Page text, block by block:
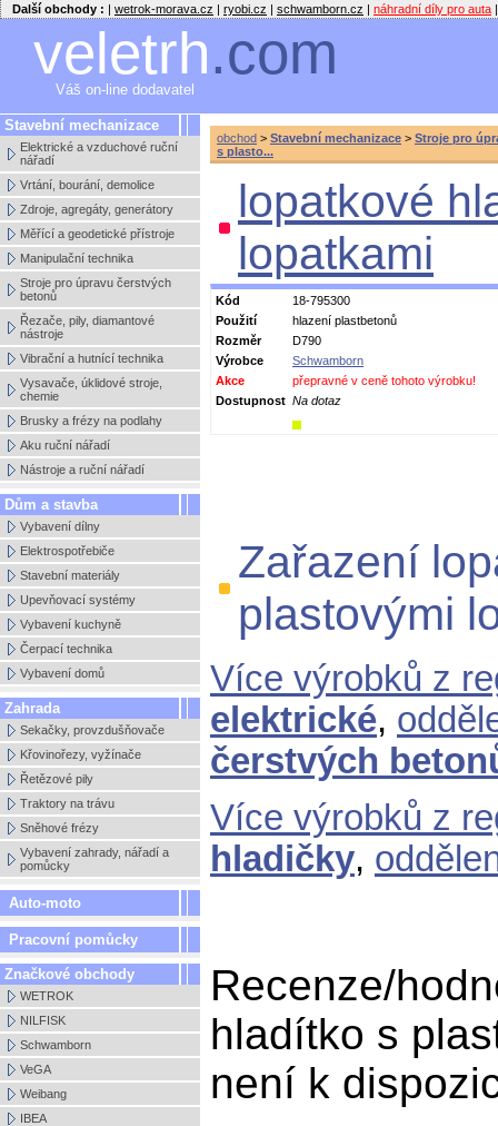
Další obchody : | wetrok-morava.cz | ryobi.cz | schwamborn.cz | náhradní díly pro auta |
veletrh.com
Váš on-line dodavatel
Stavební mechanizace
Elektrické a vzduchové ruční
nářadí
Vrtání, bourání, demolice
Zdroje, agregáty, generátory
Měřící a geodetické přístroje
Manipulační technika
Stroje pro úpravu čerstvých
betonů
Řezače, pily, diamantové
nástroje
Vibrační a hutnící technika
Vysavače, úklidové stroje,
chemie
Brusky a frézy na podlahy
Aku ruční nářadí
Nástroje a ruční nářadí
Dům a stavba
Vybavení dílny
Elektrospotřebiče
Stavební materiály
Upevňovací systémy
Vybavení kuchyně
Čerpací technika
Vybavení domů
Zahrada
Sekačky, provzdušňovače
Křovinořezy, vyžínače
Řetězové pily
Traktory na trávu
Sněhové frézy
Vybavení zahrady, nářadí a
pomůcky
Auto-moto
Pracovní pomůcky
Značkové obchody
WETROK
NILFISK
Schwamborn
VeGA
Weibang
IBEA
obchod > Stavební mechanizace > Stroje pro
s plasto...
lopatkové
lopatkami
Kód
18-795300
Použití
hlazení plastbetonů
Rozměr
D790
Výrobce
Schwamborn
Akce
přepravné v ceně tohoto výrobku!
Dostupnost Na dotaz
Zařazení
plastovými
Více výrobků z
elektrické,
čerstvých
Více výrobků z
hladičky,
Recenze/
hladítko s
není k